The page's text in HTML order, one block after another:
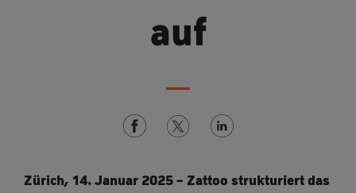
auf
Zürich, 14. Januar 2025 – Zattoo strukturiert das